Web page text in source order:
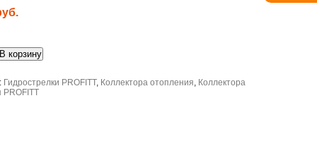
В корзину
Гидрострелки PROFITT, Коллектора отопления, Коллектора
PROFITT